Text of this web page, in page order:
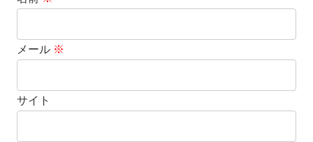
メール ※
サイト